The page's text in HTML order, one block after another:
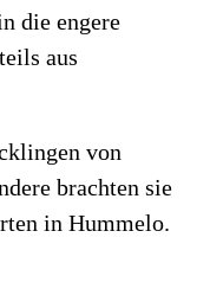
die engere
aus
von
brachten sie
in Hummelo.